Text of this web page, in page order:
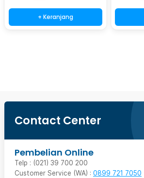
+ Keranjang
Contact Center
Pembelian Online
Telp : (021) 39 700 200
Customer Service (WA) : 0899 721 7050